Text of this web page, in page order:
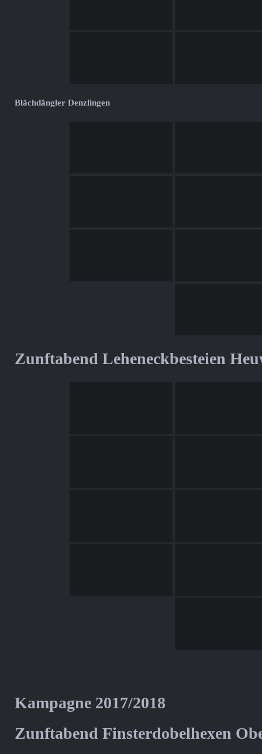
Blächdängler Denzlingen
Zunftabend Leheneckbesteien
Kampagne 2017/2018
Zunftabend Finsterdobelhexen